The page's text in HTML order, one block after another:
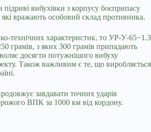
вибухівки з корпусу боєприпасу
вражають особовий склад противника.
технічних характеристик, то УР-У-65−1.3
грамів, з яких 300 грамів припадають
досягти потужнішого вибуху
Також важливим є те, що виробляється
завдавати точних ударів
ВПК за 1000 км від кордону.